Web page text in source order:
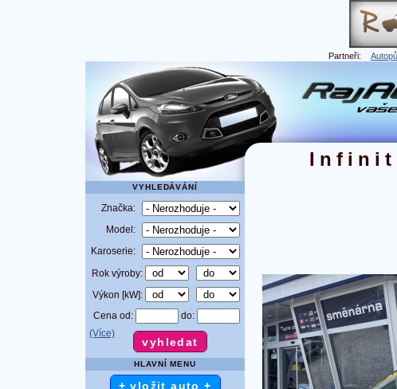
Partneři:
Infiniti
VYHLEDÁVÁNÍ
Značka:
Model:
Karoserie:
Rok výroby:
Výkon [kW]:
Cena od:
do:
(Více)
HLAVNÍ MENU
+ vložit auto +